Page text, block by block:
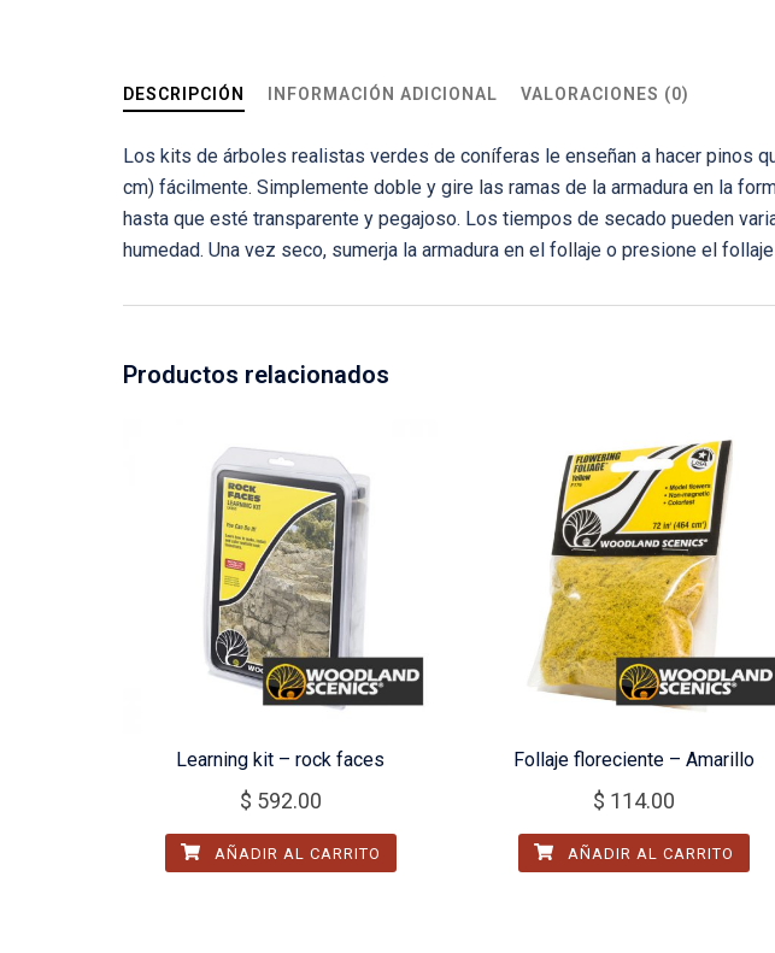
DESCRIPCIÓN INFORMACIÓN ADICIONAL VALORACIONES (0)
Los kits de árboles realistas verdes de coníferas le enseñan a hacer pinos
cm) fácilmente. Simplemente doble y gire las ramas de la armadura en la
hasta que esté transparente y pegajoso. Los tiempos de secado pueden
humedad. Una vez seco, sumerja la armadura en el follaje o presione el
Productos relacionados
Learning kit – rock faces
$ 592.00
AÑADIR AL CARRITO
Follaje floreciente – Amarillo
$ 114.00
AÑADIR AL CARRITO